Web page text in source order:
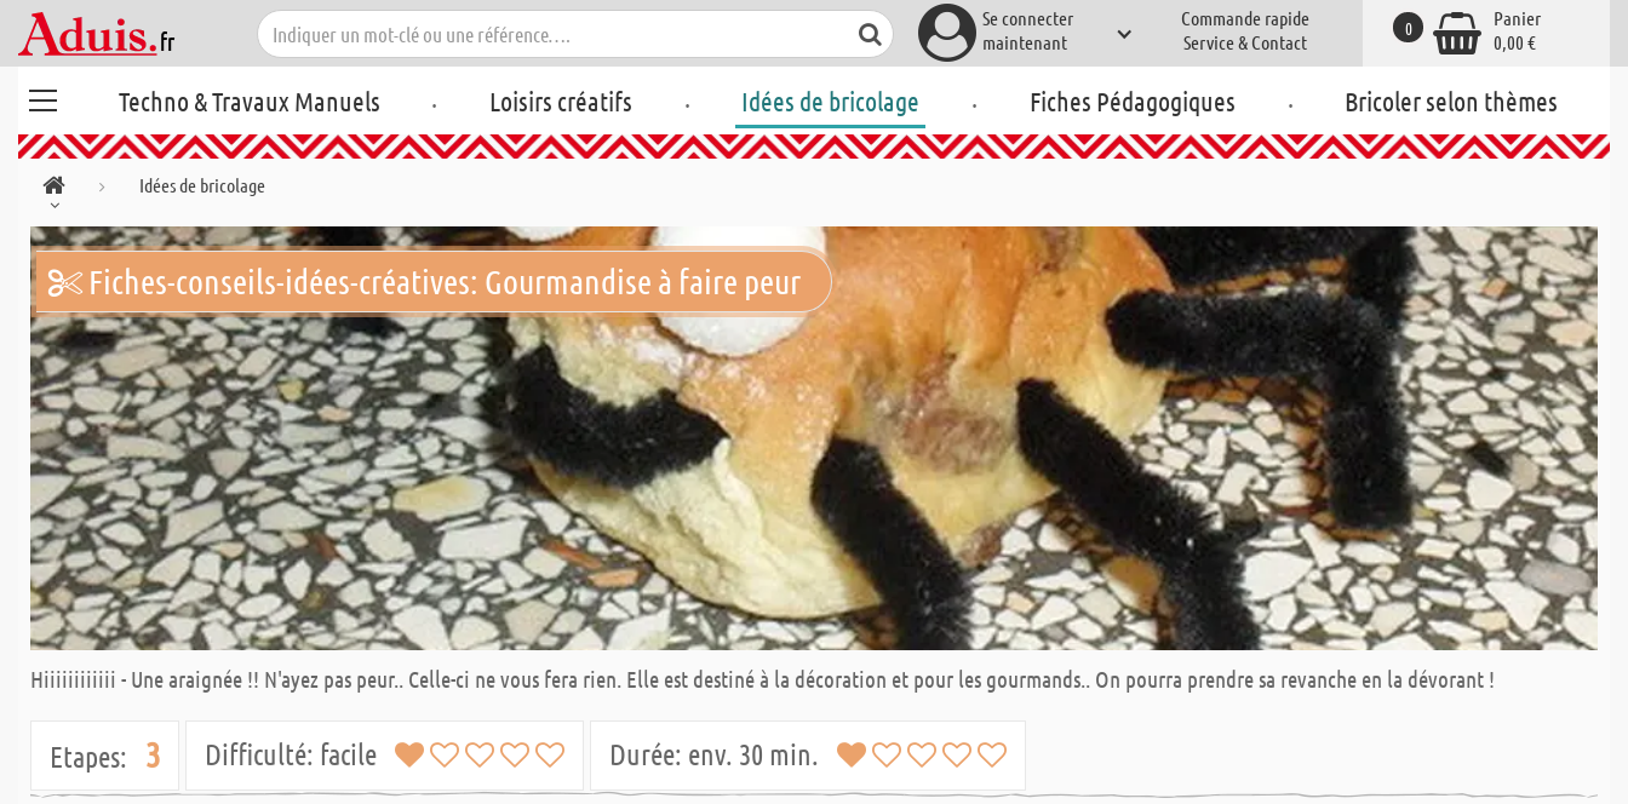
Se connecter
maintenant
Commande rapide
Service & Contact
Panier
0,00 €
0
Techno & Travaux Manuels . Loisirs créatifs . Idées de bricolage . Fiches Pédagogiques . Bricoler selon thèmes
Idées de bricolage
Fiches-conseils-idées-créatives: Gourmandise à faire peur
Hiiiiiiiiiiii - Une araignée !! N'ayez pas peur.. Celle-ci ne vous fera rien. Elle est destiné à la décoration et pour les gourmands.. On pourra prendre sa revanche en la dévorant !
Etapes: 3 Difficulté: facile Durée: env. 30 min.